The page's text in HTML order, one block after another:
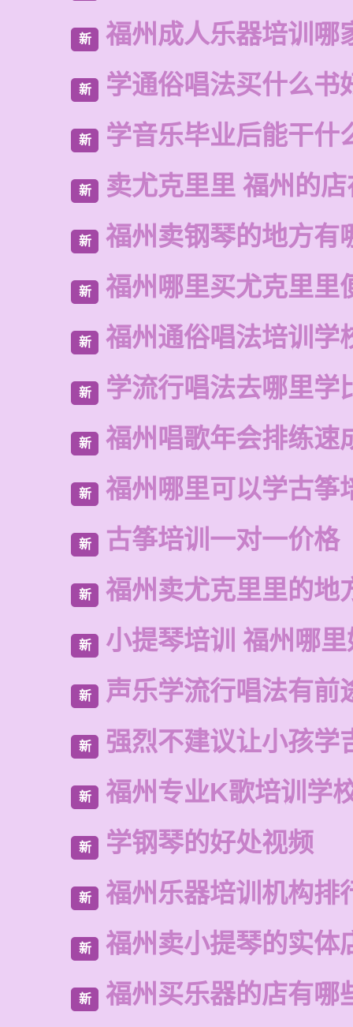
新 福州成人乐器培训哪
新 学通俗唱法买什么书
新 学音乐毕业后能干什
新 卖尤克里里 福州的
新 福州卖钢琴的地方有
新 福州哪里买尤克里里
新 福州通俗唱法培训学
新 学流行唱法去哪里学
新 福州唱歌年会排练速
新 福州哪里可以学古筝
新 古筝培训一对一价格
新 福州卖尤克里里的地
新 小提琴培训 福州哪
新 声乐学流行唱法有前
新 强烈不建议让小孩学
新 福州专业K歌培训学
新 学钢琴的好处视频
新 福州乐器培训机构排
新 福州卖小提琴的实体
新 福州买乐器的店有哪